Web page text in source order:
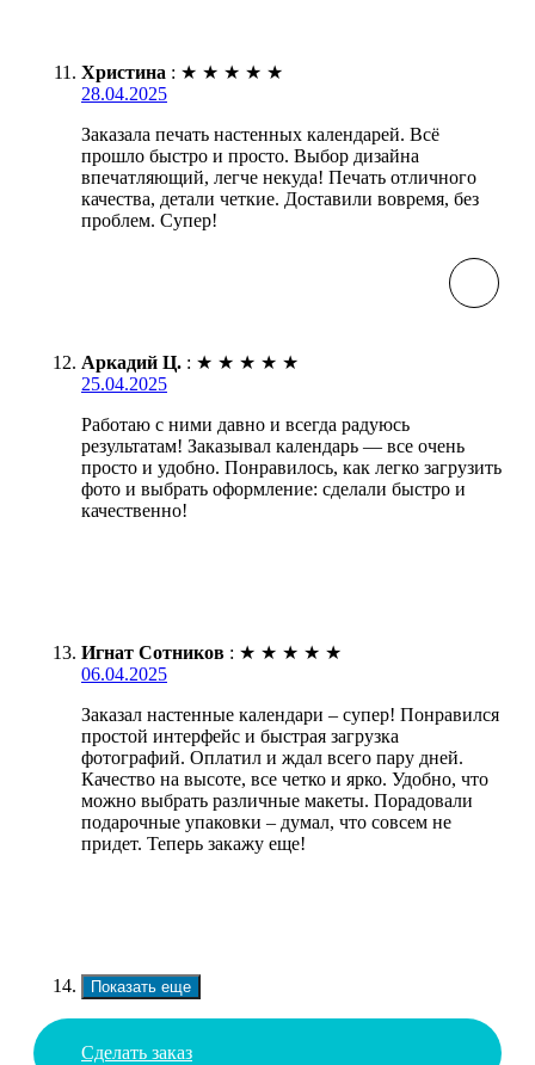
Христина : ★ ★ ★ ★ ★
28.04.2025
Заказала печать настенных календарей. Всё
прошло быстро и просто. Выбор дизайна
впечатляющий, легче некуда! Печать отличного
качества, детали четкие. Доставили вовремя, без
проблем. Супер!
Аркадий Ц. : ★ ★ ★ ★ ★
25.04.2025
Работаю с ними давно и всегда радуюсь
результатам! Заказывал календарь — все очень
просто и удобно. Понравилось, как легко загрузить
фото и выбрать оформление: сделали быстро и
качественно!
Игнат Сотников : ★ ★ ★ ★ ★
06.04.2025
Заказал настенные календари – супер! Понравился
простой интерфейс и быстрая загрузка
фотографий. Оплатил и ждал всего пару дней.
Качество на высоте, все четко и ярко. Удобно, что
можно выбрать различные макеты. Порадовали
подарочные упаковки – думал, что совсем не
придет. Теперь закажу еще!
Показать еще
Сделать заказ